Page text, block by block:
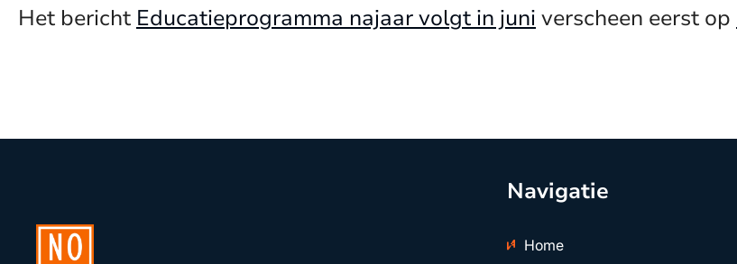
Het bericht Educatieprogramma najaar volgt in juni verscheen eerst op
Navigatie
Home